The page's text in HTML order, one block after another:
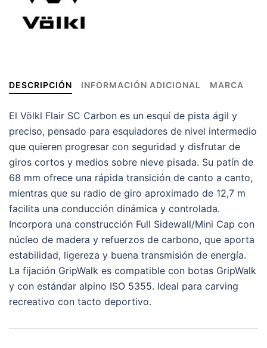
DESCRIPCIÓN INFORMACIÓN ADICIONAL MARCA
El Völkl Flair SC Carbon es un esquí de pista ágil y
preciso, pensado para esquiadores de nivel intermedio
que quieren progresar con seguridad y disfrutar de
giros cortos y medios sobre nieve pisada. Su patín de
68 mm ofrece una rápida transición de canto a canto,
mientras que su radio de giro aproximado de 12,7 m
facilita una conducción dinámica y controlada.
Incorpora una construcción Full Sidewall/Mini Cap con
núcleo de madera y refuerzos de carbono, que aporta
estabilidad, ligereza y buena transmisión de energía.
La fijación GripWalk es compatible con botas GripWalk
y con estándar alpino ISO 5355. Ideal para carving
recreativo con tacto deportivo.